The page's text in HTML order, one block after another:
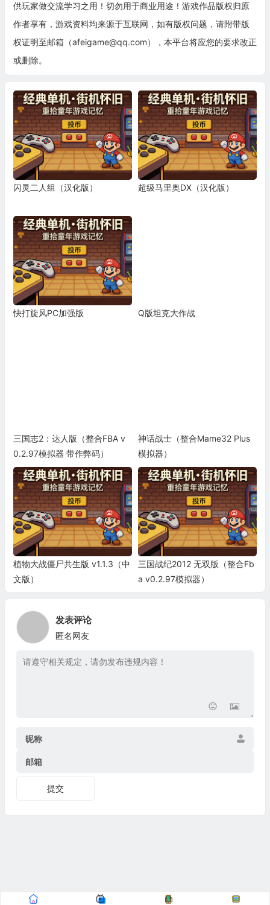
供玩家做交流学习之用！切勿用于商业用途！游戏作品版权归原
作者享有，游戏资料均来源于互联网，如有版权问题，请附带版
权证明至邮箱（afeigame@qq.com），本平台将应您的要求改正
或删除。
闪灵二人组（汉化版） 超级马里奥DX（汉化版）
快打旋风PC加强版 Q版坦克大作战
三国志2：达人版（整合FBA v
0.2.97模拟器 带作弊码）
神话战士（整合Mame32 Plus
模拟器）
植物大战僵尸共生版 v1.1.3（中
文版）
三国战纪2012 无双版（整合Fb
a v0.2.97模拟器）
发表评论
匿名网友
昵称
邮箱
提交